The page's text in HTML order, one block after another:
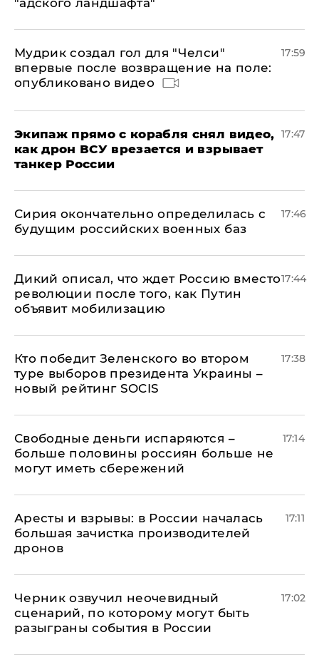
"адского ландшафта"
Мудрик создал гол для "Челси"
впервые после возвращение на поле:
опубликовано видео
17:59
Экипаж прямо с корабля снял видео,
как дрон ВСУ врезается и взрывает
танкер России
17:47
Сирия окончательно определилась с
будущим российских военных баз
17:46
Дикий описал, что ждет Россию вместо
революции после того, как Путин
объявит мобилизацию
17:44
Кто победит Зеленского во втором
туре выборов президента Украины –
новый рейтинг SOCIS
17:38
Свободные деньги испаряются –
больше половины россиян больше не
могут иметь сбережений
17:14
Аресты и взрывы: в России началась
большая зачистка производителей
дронов
17:11
Черник озвучил неочевидный
сценарий, по которому могут быть
разыграны события в России
17:02